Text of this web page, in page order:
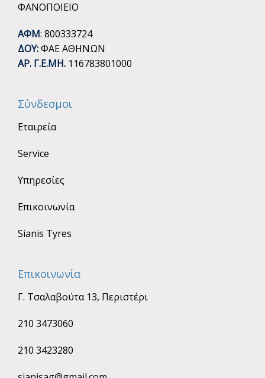
ΦΑΝΟΠΟΙΕΙΟ
ΑΦΜ: 800333724
ΔΟΥ:ΦΑΕ ΑΘΗΝΩΝ
ΑΡ. Γ.Ε.ΜΗ. 116783801000
Σύνδεσμοι
Εταιρεία
Service
Υπηρεσίες
Επικοινωνία
Sianis Tyres
Επικοινωνία
Γ. Τσαλαβούτα 13, Περιστέρι
210 3473060
210 3423280